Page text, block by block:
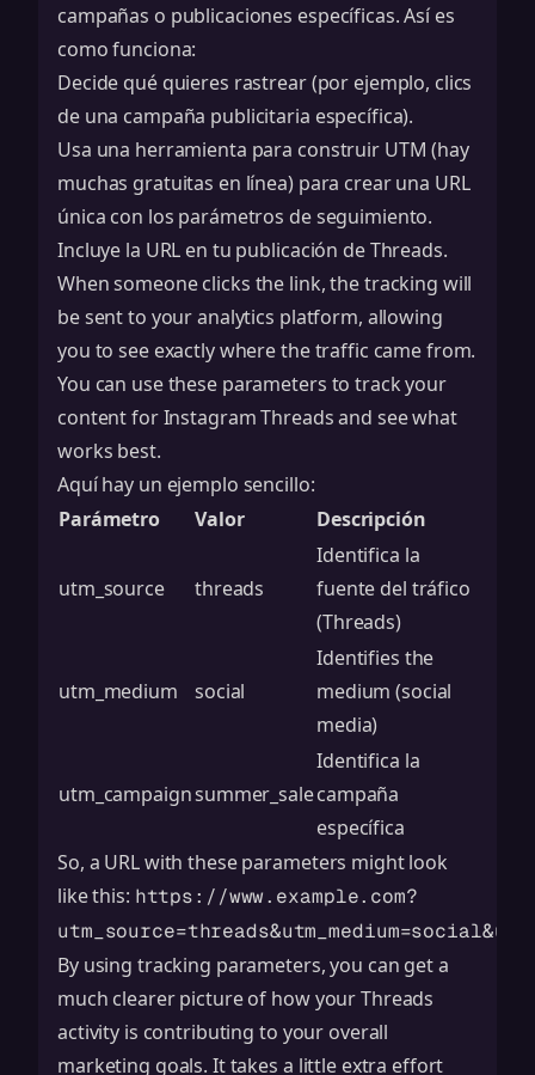
campañas o publicaciones específicas. Así es
como funciona:
Decide qué quieres rastrear (por ejemplo, clics
de una campaña publicitaria específica).
Usa una herramienta para construir UTM (hay
muchas gratuitas en línea) para crear una URL
única con los parámetros de seguimiento.
Incluye la URL en tu publicación de Threads.
When someone clicks the link, the tracking will
be sent to your analytics platform, allowing
you to see exactly where the traffic came from.
You can use these parameters to track your
content for Instagram Threadsand see what
works best.
Aquí hay un ejemplo sencillo:
Parámetro
Valor Descripción
utm_source threads
Identifica la
fuente del tráfico
(Threads)
utm_medium social
Identifies the
medium (social
media)
utm_campaignsummer_sale
Identifica la
campaña
específica
So, a URL with these parameters might look
like this: https://www.example.com?
By using tracking parameters, you can get a
much clearer picture of how your Threads
activity is contributing to your overall
marketing goals. It takes a little extra effort